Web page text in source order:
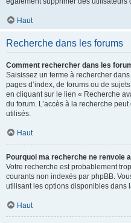
Haut
Recherche dans les forums
Comment rechercher dans les
Saisissez un terme à rechercher
pages d’index, de forums ou de
en cliquant sur le lien « Recherche
du forum. L’accès à la recherche
utilisés.
Haut
Pourquoi ma recherche ne renvoie
Votre recherche est probablement
courants non indexés par phpBB.
utilisant les options disponibles dans
Haut